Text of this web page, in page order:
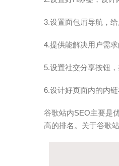
3.设置面包屑导航，
4.提供能解决用户需
5.设置社交分享按钮
6.设计好页面内的内
谷歌站内SEO主要是
高的排名。关于谷歌